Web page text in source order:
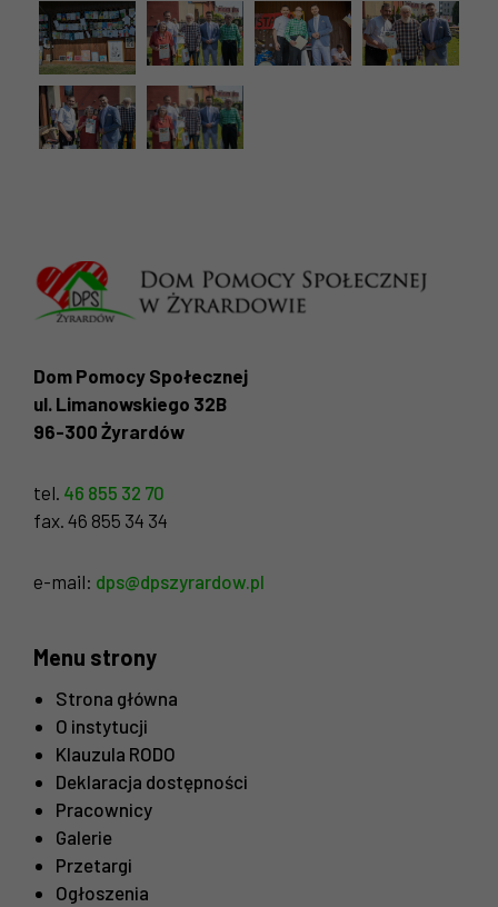
Dom Pomocy Społecznej
ul. Limanowskiego 32B
96-300 Żyrardów
tel. 46 855 32 70
fax. 46 855 34 34
e-mail: dps@dpszyrardow.pl
Menu strony
Strona główna
O instytucji
Klauzula RODO
Deklaracja dostępności
Pracownicy
Galerie
Przetargi
Ogłoszenia